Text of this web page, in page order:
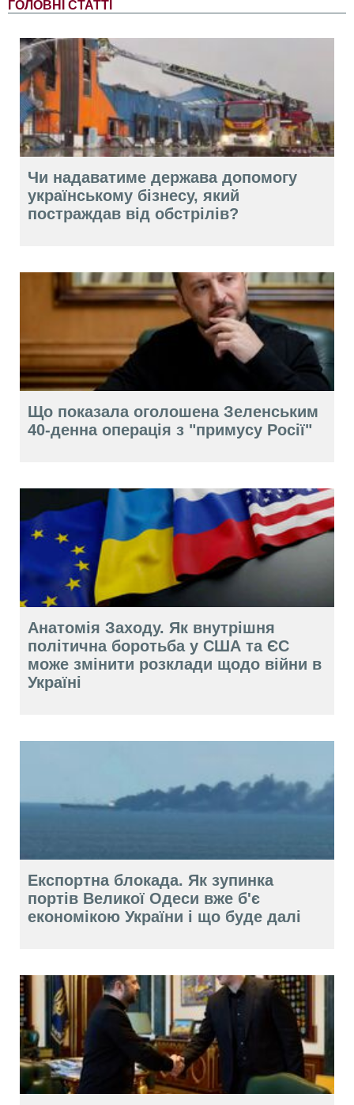
ГОЛОВНІ СТАТТІ
Чи надаватиме держава допомогу
українському бізнесу, який
постраждав від обстрілів?
Що показала оголошена Зеленським
40-денна операція з "примусу Росії"
Анатомія Заходу. Як внутрішня
політична боротьба у США та ЄС
може змінити розклади щодо війни в
Україні
Експортна блокада. Як зупинка
портів Великої Одеси вже б'є
економікою України і що буде далі